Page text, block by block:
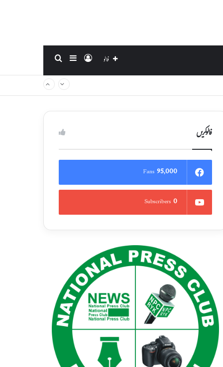
فالو Log In
Sidebar
فالوکریں
95,000
Fans
0
Subscribers